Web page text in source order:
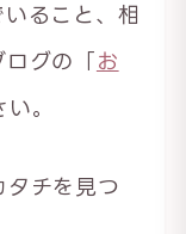
ること、相
ログの「 お
。
タチを見つ